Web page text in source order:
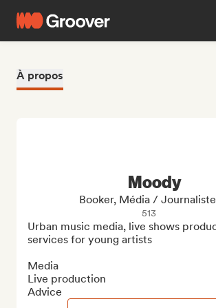
À propos
Moody
Booker, Média / Journaliste
513
Urban music media, live shows
services for young artists
Media
Live production
Advice